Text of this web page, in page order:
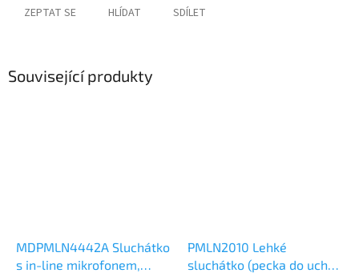
ZEPTAT SE HLÍDAT SDÍLET
Související produkty
MDPMLN4442A Sluchátko
s in-line mikrofonem,
PMLN2010 Lehké
sluchátko (pecka do ucha)